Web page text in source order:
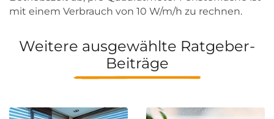
mit einem Verbrauch von 10 W/m/h zu rechnen.
Weitere ausgewählte Ratgeber-
Beiträge